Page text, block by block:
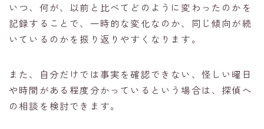
いつ、何が、以前と比べてどのように変わったのかを
記録することで、一時的な変化なのか、同じ傾向が続
いているのかを振り返りやすくなります。
また、自分だけでは事実を確認できない、怪しい曜日
や時間がある程度分かっているという場合は、探偵へ
の相談を検討できます。